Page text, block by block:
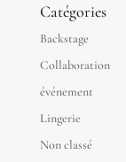
Catégories
Backstage
Collaboration
événement
Lingerie
Non classé